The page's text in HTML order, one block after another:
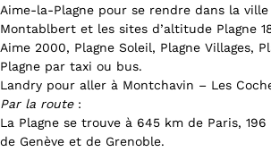
Aime-la-Plagne pour se rendre dans la ville
Montablbert et les sites d’altitude Plagne
Aime 2000, Plagne Soleil, Plagne Villages,
Plagne par taxi ou bus.
Landry pour aller à Montchavin – Les
Par la route:
La Plagne se trouve à 645 km de Paris,
de Genève et de Grenoble.